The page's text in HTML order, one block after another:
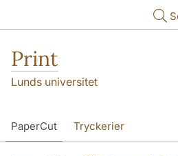
Print
Lunds universitet
PaperCut Tryckerier